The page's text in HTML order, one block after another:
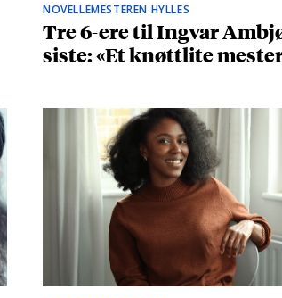
NOVELLEMESTEREN HYLLES
Tre 6-ere til Ingvar
siste: «Et knøttlite